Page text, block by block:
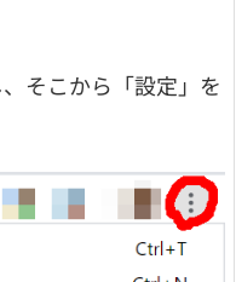
そこから「設定」を